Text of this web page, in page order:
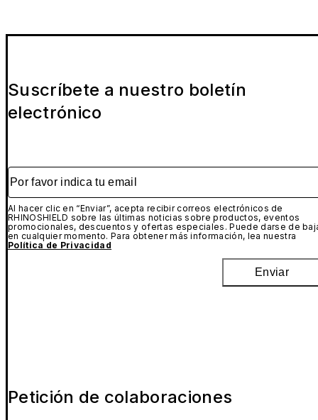
Suscríbete a nuestro boletín
electrónico
Por favor indica tu email
Al hacer clic en “Enviar”, acepta recibir correos electrónicos de
RHINOSHIELD sobre las últimas noticias sobre productos, eventos
promocionales, descuentos y ofertas especiales. Puede darse de
en cualquier momento. Para obtener más información, lea nuestra
Política de Privacidad
Enviar
Petición de colaboraciones